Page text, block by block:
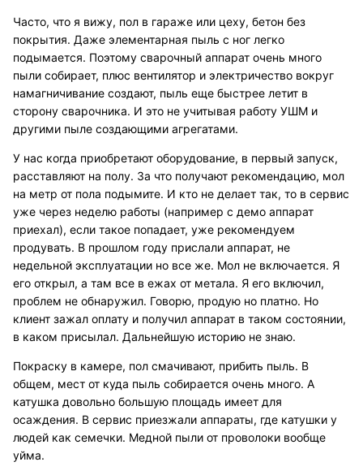
Часто, что я вижу, пол в гараже или цеху, бетон без
покрытия. Даже элементарная пыль с ног легко
подымается. Поэтому сварочный аппарат очень много
пыли собирает, плюс вентилятор и электричество вокруг
намагничивание создают, пыль еще быстрее летит в
сторону сварочника. И это не учитывая работу УШМ и
другими пыле создающими агрегатами.
У нас когда приобретают оборудование, в первый запуск,
расставляют на полу. За что получают рекомендацию, мол
на метр от пола подымите. И кто не делает так, то в сервис
уже через неделю работы (например с демо аппарат
приехал), если такое попадает, уже рекомендуем
продувать. В прошлом году прислали аппарат, не
недельной эксплуатации но все же. Мол не включается. Я
его открыл, а там все в ежах от метала. Я его включил,
проблем не обнаружил. Говорю, продую но платно. Но
клиент зажал оплату и получил аппарат в таком состоянии,
в каком присылал. Дальнейшую историю не знаю.
Покраску в камере, пол смачивают, прибить пыль. В
общем, мест от куда пыль собирается очень много. А
катушка довольно большую площадь имеет для
осаждения. В сервис приезжали аппараты, где катушки у
людей как семечки. Медной пыли от проволоки вообще
уйма.